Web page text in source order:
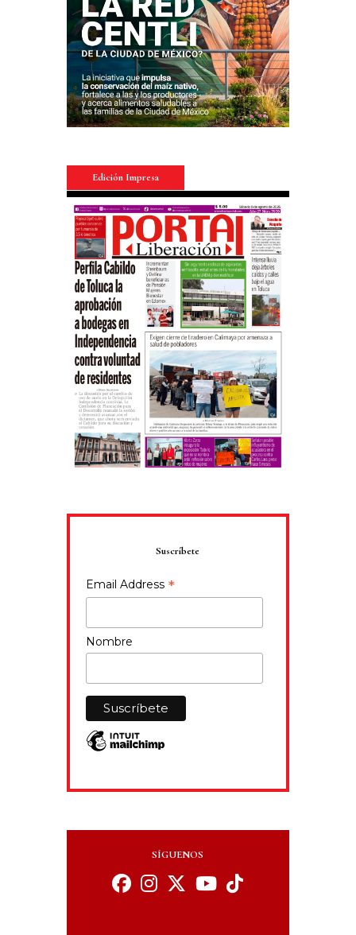
Edición Impresa
Suscríbete
Email Address *
Nombre
SÍGUENOS